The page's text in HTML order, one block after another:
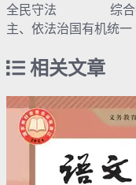
全民守法 综合探究
主、依法治国有机统一
相关文章